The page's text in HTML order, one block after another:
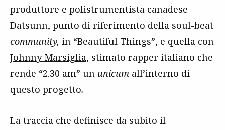
produttore e polistrumentista canadese
Datsunn, punto di riferimento della soul-beat
community, in “Beautiful Things”, e quella con
Johnny Marsiglia, stimato rapper italiano che
rende “2.30 am” un unicum all’interno di
questo progetto.
La traccia che definisce da subito il